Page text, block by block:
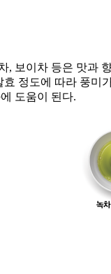
, 보이차 등은 맛과
효 정도에 따라 풍
도움이 된다.